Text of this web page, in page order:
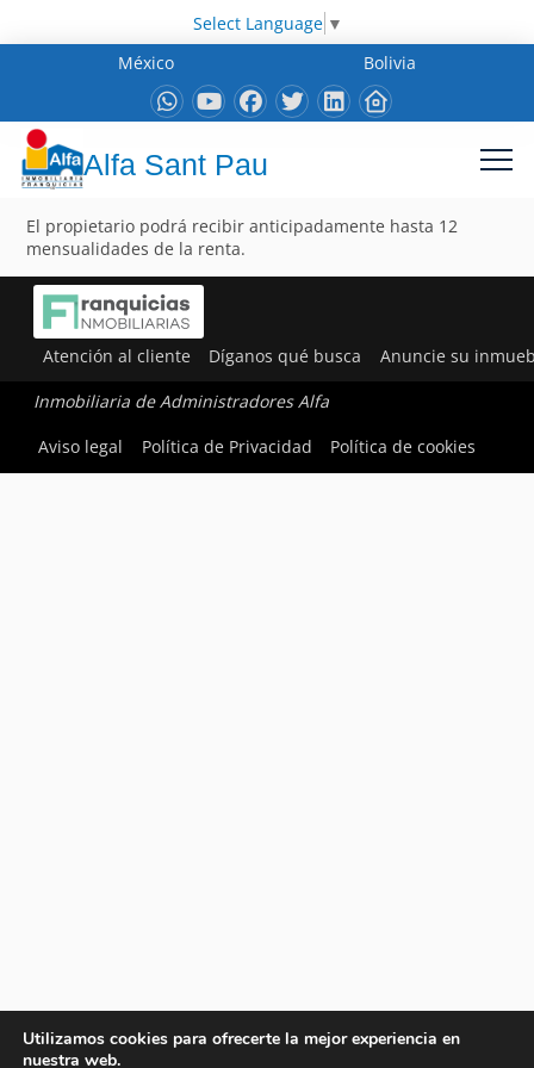
Select Language ▼
México
Bolivia
Alfa Sant Pau
El propietario podrá recibir anticipadamente hasta 12
mensualidades de la renta.
Atención al cliente Díganos qué busca Anuncie su
Inmobiliaria de Administradores Alfa
Aviso legal
Política de Privacidad Política de cookies
Utilizamos cookies para ofrecerte la mejor experiencia en
nuestra web.